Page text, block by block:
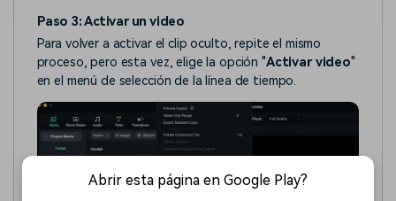
Paso 3: Activar un video
Para volver a activar el clip oculto, repite el mismo
proceso, pero esta vez, elige la opción "Activar video"
en el menú de selección de la línea de tiempo.
Abrir esta página en Google Play?